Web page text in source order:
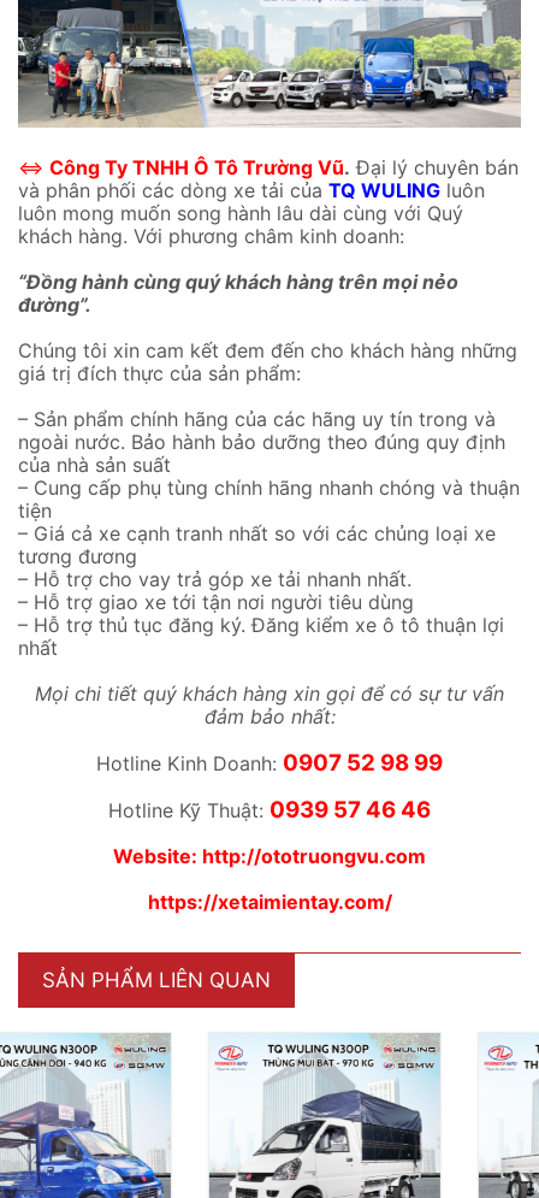
⇔ Công Ty TNHH Ô Tô Trường Vũ. Đại lý chuyên bán
và phân phối các dòng xe tải của TQ WULING luôn
luôn mong muốn song hành lâu dài cùng với Quý
khách hàng. Với phương châm kinh doanh:
“Đồng hành cùng quý khách hàng trên mọi nẻo
đường”.
Chúng tôi xin cam kết đem đến cho khách hàng những
giá trị đích thực của sản phẩm:
– Sản phẩm chính hãng của các hãng uy tín trong và
ngoài nước. Bảo hành bảo dưỡng theo đúng quy định
của nhà sản suất
– Cung cấp phụ tùng chính hãng nhanh chóng và thuận
tiện
– Giá cả xe cạnh tranh nhất so với các chủng loại xe
tương đương
– Hỗ trợ cho vay trả góp xe tải nhanh nhất.
– Hỗ trợ giao xe tới tận nơi người tiêu dùng
– Hỗ trợ thủ tục đăng ký. Đăng kiểm xe ô tô thuận lợi
nhất
Mọi chi tiết quý khách hàng xin gọi để có sự tư vấn
đảm bảo nhất:
Hotline Kinh Doanh: 0907 52 98 99
Hotline Kỹ Thuật: 0939 57 46 46
Website: http://ototruongvu.com
https://xetaimientay.com/
SẢN PHẨM LIÊN QUAN